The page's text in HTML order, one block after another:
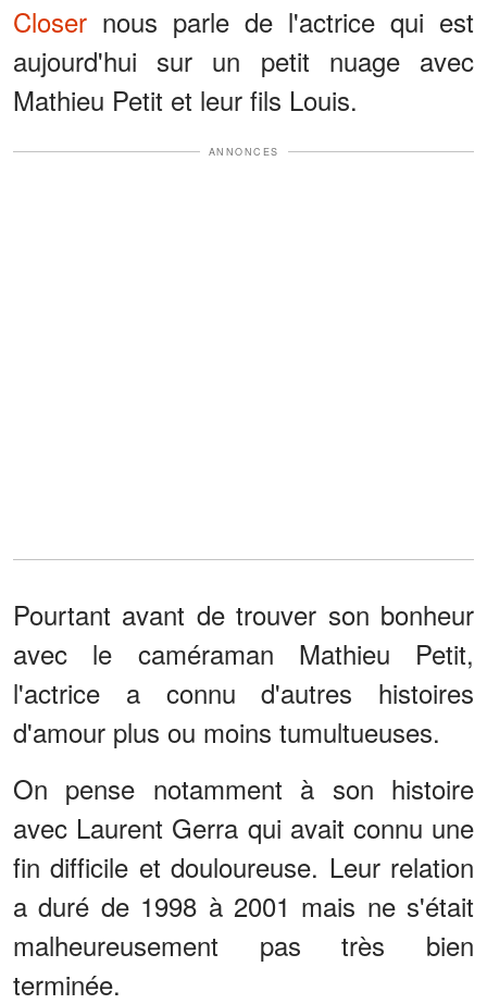
Closer nous parle de l'actrice qui est
aujourd'hui sur un petit nuage avec
Mathieu Petit et leur fils Louis.
ANNONCES
Pourtant avant de trouver son bonheur
avec le caméraman Mathieu Petit,
l'actrice a connu d'autres histoires
d'amour plus ou moins tumultueuses.
On pense notamment à son histoire
avec Laurent Gerra qui avait connu une
fin difficile et douloureuse. Leur relation
a duré de 1998 à 2001 mais ne s'était
malheureusement pas très bien
terminée.